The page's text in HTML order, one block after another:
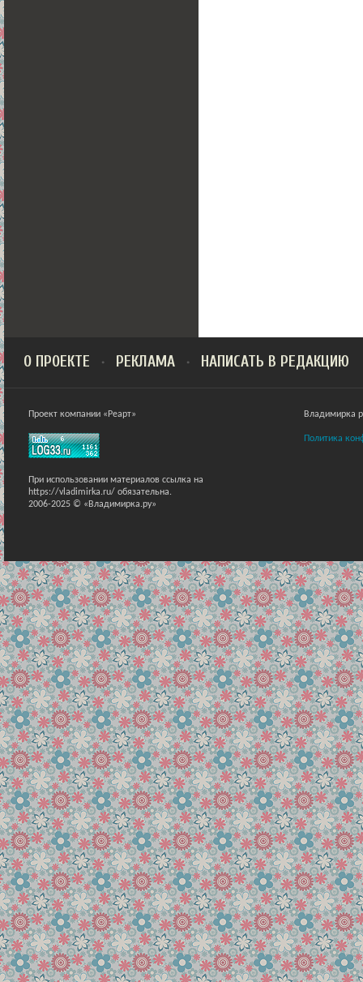
О ПРОЕКТЕ РЕКЛАМА НАПИСАТЬ В РЕДАКЦИЮ
Проект компании «Реарт»
При использовании материалов ссылка на
https://vladimirka.ru/ обязательна.
2006-2025 © «Владимирка.ру»
Владимирка
Политика